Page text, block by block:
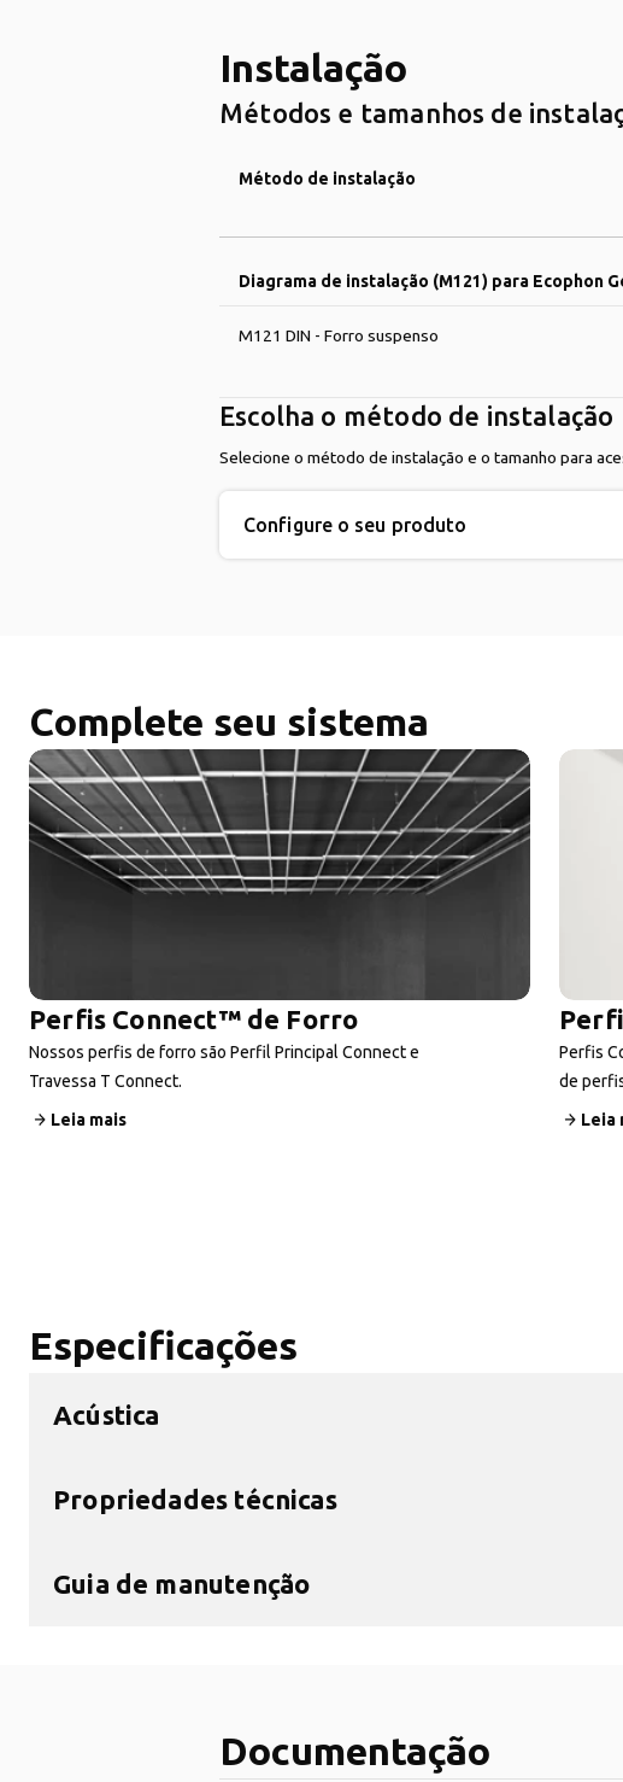
Instalação
Métodos e tamanhos de
Método de instalação
Diagrama de instalação (M121) para Ecophon
M121 DIN - Forro suspenso
Escolha o método de instalação
Selecione o método de instalação e o tamanho para
Configure o seu produto
Complete seu sistema
Perfis Connect™ de Forro
Nossos perfis de forro são Perfil Principal Connect e
Travessa T Connect.
Leia mais
Perfis
de
Leia
Especificações
Acústica
Propriedades técnicas
Guia de manutenção
Documentação